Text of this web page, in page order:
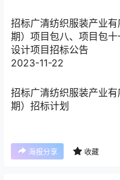
招标广清纺织服装产业
期）项目包八、项目包
设计项目招标公告
2023-11-22
招标广清纺织服装产业
期）招标计划
海报分享 收藏